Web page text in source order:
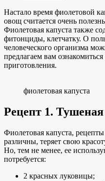
Настало время фиолетовой
овощ считается очень
Фиолетовая капуста также
фитонциды, клетчатку. О
человеческого организма
предлагаем вам
приготовления.
фиолетовая капуста
Рецепт 1. Тушеная
Фиолетовая капуста,
различны, теряет свою
Но, тем не менее, ее
потребуется:
2 красных луковицы;